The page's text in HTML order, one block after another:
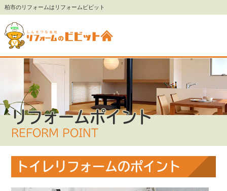
柏市のリフォームはリフォームビビット
リフォームポイント
REFORM POINT
トイレリフォームのポイント